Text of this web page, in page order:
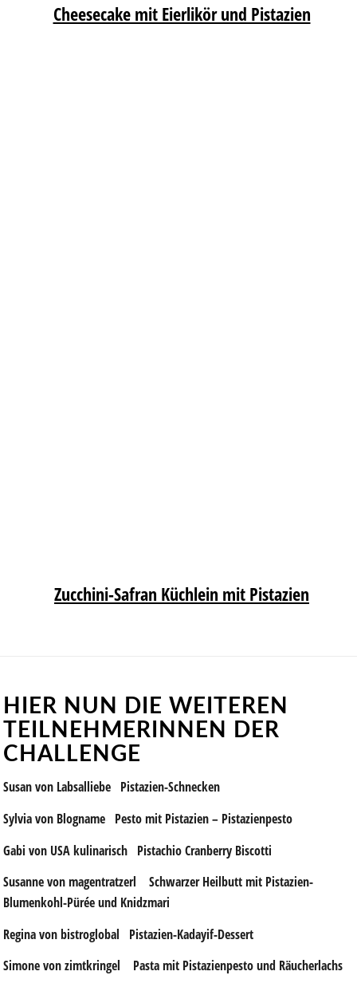
Cheesecake mit Eierlikör und Pistazien
Zucchini-Safran Küchlein mit Pistazien
HIER NUN DIE WEITEREN
TEILNEHMERINNEN DER
CHALLENGE
Susan von Labsalliebe Pistazien-Schnecken
Sylvia von Blogname Pesto mit Pistazien – Pistazienpesto
Gabi von USA kulinarisch Pistachio Cranberry Biscotti
Susanne von magentratzerl Schwarzer Heilbutt mit Pistazien-
Blumenkohl-Pürée und Knidzmari
Regina von bistroglobal
Pistazien-Kadayif-Dessert
Simone von zimtkringel Pasta mit Pistazienpesto und Räucherlachs